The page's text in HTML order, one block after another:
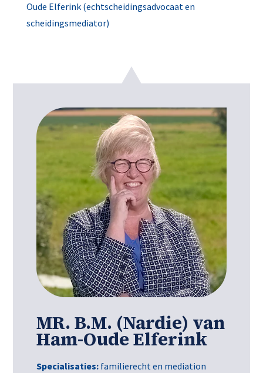
Oude Elferink (echtscheidingsadvocaat en
scheidingsmediator)
MR. B.M. (Nardie) van
Ham-Oude Elferink
Specialisaties: familierecht en mediation